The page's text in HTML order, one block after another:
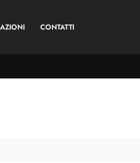
CONTATTI